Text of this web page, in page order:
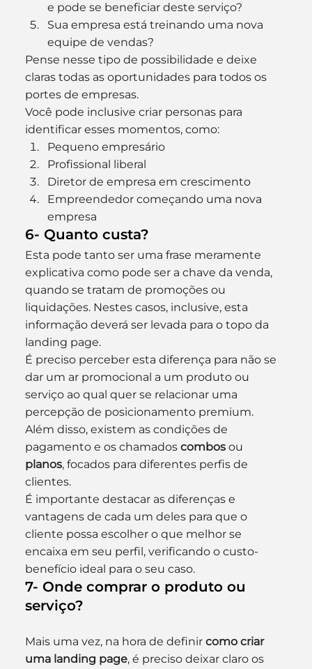
e pode se beneficiar deste serviço?
Sua empresa está treinando uma nova
equipe de vendas?
Pense nesse tipo de possibilidade e deixe
claras todas as oportunidades para todos os
portes de empresas.
Você pode inclusive criar personas para
identificar esses momentos, como:
Pequeno empresário
Profissional liberal
Diretor de empresa em crescimento
Empreendedor começando uma nova
empresa
6- Quanto custa?
Esta pode tanto ser uma frase meramente
explicativa como pode ser a chave da venda,
quando se tratam de promoções ou
liquidações. Nestes casos, inclusive, esta
informação deverá ser levada para o topo da
landing page.
É preciso perceber esta diferença para não se
dar um ar promocional a um produto ou
serviço ao qual quer se relacionar uma
percepção de posicionamento premium.
Além disso, existem as condições de
pagamento e os chamados combos ou
planos, focados para diferentes perfis de
clientes.
É importante destacar as diferenças e
vantagens de cada um deles para que o
cliente possa escolher o que melhor se
encaixa em seu perfil, verificando o custo-
benefício ideal para o seu caso.
7- Onde comprar o produto ou
serviço?
Mais uma vez, na hora de definir como criar
uma landing page, é preciso deixar claro os